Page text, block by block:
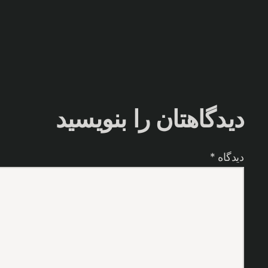
دیدگاهتان را بنویسید
دیدگاه *